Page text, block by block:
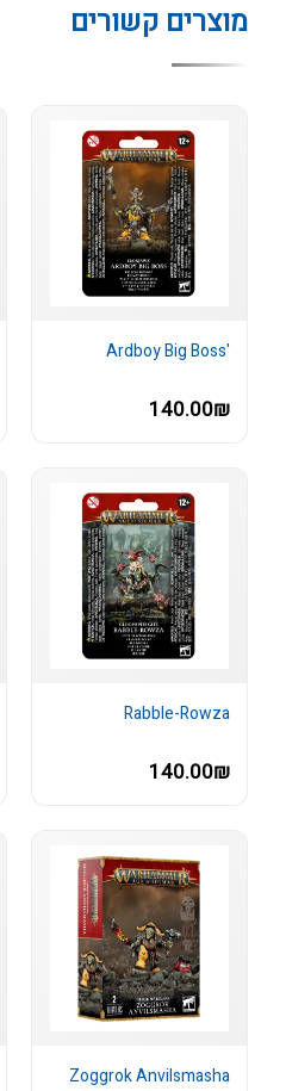
מוצרים קשורים
'Ardboy Big Boss
140.00₪
Rabble-Rowza
140.00₪
Zoggrok Anvilsmasha